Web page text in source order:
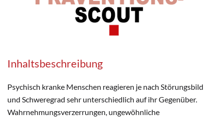
Inhaltsbeschreibung
Psychisch kranke Menschen reagieren je nach Störungsbild
und Schweregrad sehr unterschiedlich auf ihr Gegenüber.
Wahrnehmungsverzerrungen, ungewöhnliche